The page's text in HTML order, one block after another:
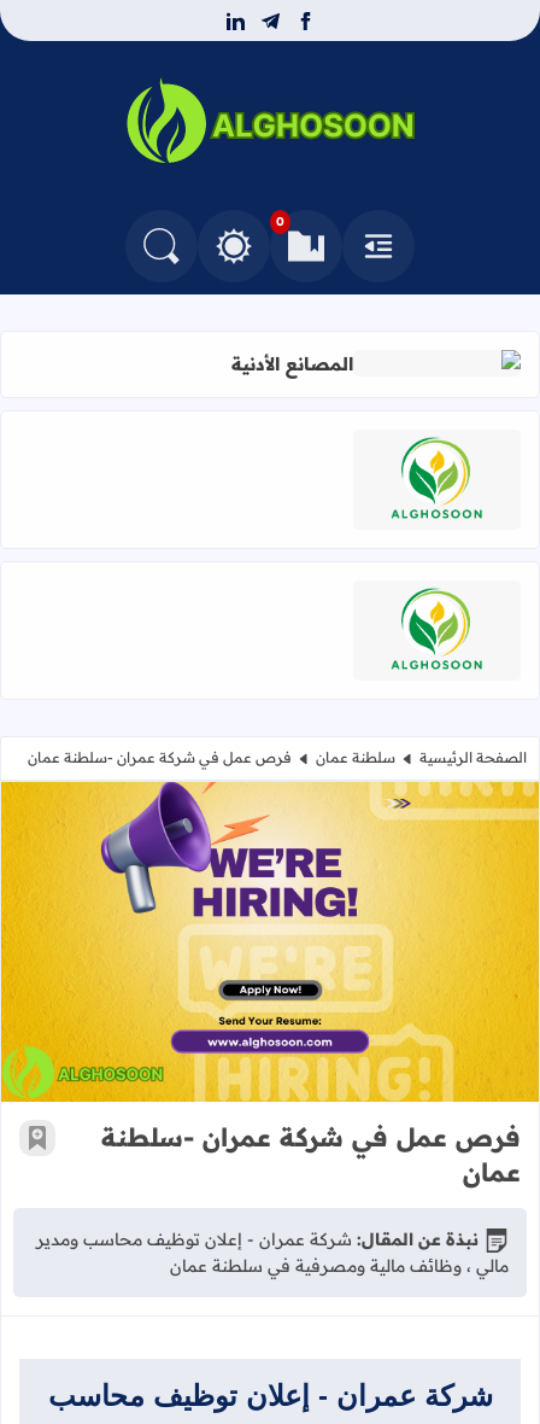
facebook
telegram
linkedin
بوابة الغصون المهنية
القائمة
0
العلامات المرجعيةالتغيير بين الوضع النهاري والداكن
البحث في المدونة
اقرأ المزيد عن المصانع الأدنية
المصانع الأدنية
اقرأ المزيد عن
اقرأ المزيد عن
الصفحة الرئيسية سلطنة عمان فرص عمل في شركة عمران -سلطنة عمان
فرص عمل في شركة عمران -سلطنة
فرص عمل في شركة عمران -سلطنة
عمان
أضف
نبذة عن المقال: شركة عمران - إعلان توظيف محاسب ومدير
مالي ، وظائف مالية ومصرفية في سلطنة عمان
شركة عمران - إعلان توظيف محاسب